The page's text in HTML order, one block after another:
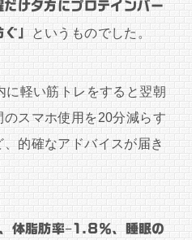
だけ夕方にプロテインバー
」 というものでした。
軽い筋トレをすると翌朝
スマホ使用を20分減らす
的確なアドバイスが届き
体脂肪率−1.8％、睡眠の